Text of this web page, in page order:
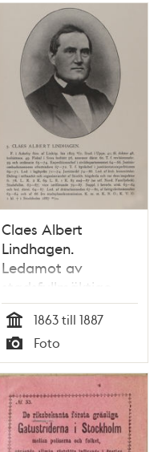
Claes Albert
Lindhagen.
Ledamot av
stadsfullmäktige
1863-1887
Tid
1863 till 1887
Typ
Foto